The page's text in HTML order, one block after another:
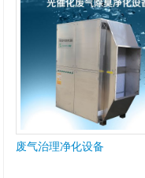
废气治理净化设备